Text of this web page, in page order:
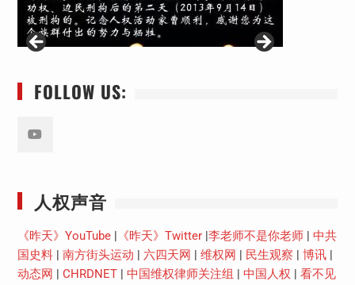
FOLLOW US:
人权声音
《昨天》YouTube| 《昨天》Twitter| 李老师不是你老师| 中共
国史料| 南方街头运动 六四天网 维权网 民生观察 博讯|
动态网
CHRDNET| 中国维权律师关注组 中国人权
看不见